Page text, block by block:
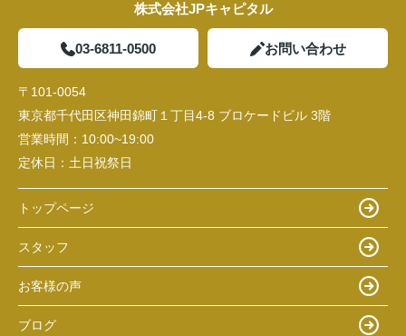
株式会社JPキャピタル
03-6811-0500 お問い合わせ
〒101-0054
東京都千代田区神田錦町１丁目4-8 ブロケードビル 3階
営業時間： 10:00~19:00
定休日： 土日祝祭日
トップページ
スタッフ
お客様の声
ブログ